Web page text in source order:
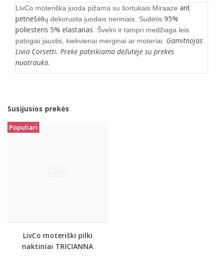
LivCo moteriška juoda pižama su šortukais Miraaze ant
petnešėlių dekoruota juodais neriniais. Sudėtis 95%
poliesteris 5% elastanas . Švelni ir tampri medžiaga leis
patogiai jaustis, kiekvienai merginai ar moteriai. Gamitnojas
Livia Corsetti. Prekė pateikiama dėžutėje su prekės
nuotrauka.
Susijusios prekės
Populiari
LivCo moteriški pilki
naktiniai TRICIANNA